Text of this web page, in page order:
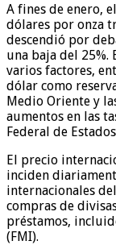
A fines de enero,
dólares por onza
descendió por
una baja del
varios factores,
dólar como
Medio Oriente y
aumentos en las
Federal de
El precio
inciden
internacionales
compras de
préstamos,
(FMI).